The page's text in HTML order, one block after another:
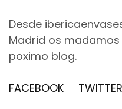
Desde
Madrid os
poximo blog.
FACEBOOK TWITTER